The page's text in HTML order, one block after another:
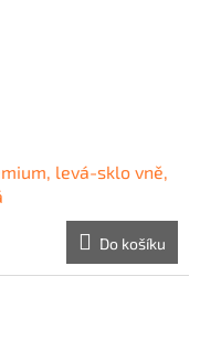
levá-sklo vně,
Do košíku